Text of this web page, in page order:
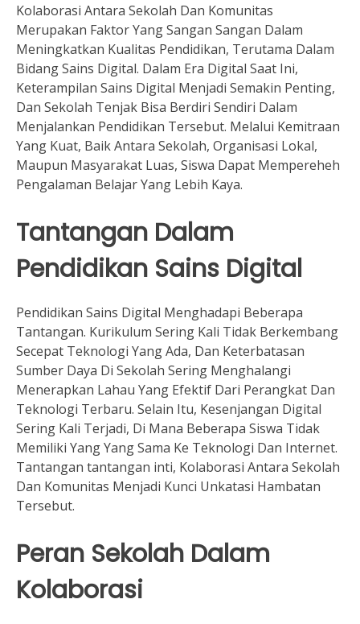
Kolaborasi Antara Sekolah Dan Komunitas
Merupakan Faktor Yang Sangan Sangan Dalam
Meningkatkan Kualitas Pendidikan, Terutama Dalam
Bidang Sains Digital. Dalam Era Digital Saat Ini,
Keterampilan Sains Digital Menjadi Semakin Penting,
Dan Sekolah Tenjak Bisa Berdiri Sendiri Dalam
Menjalankan Pendidikan Tersebut. Melalui Kemitraan
Yang Kuat, Baik Antara Sekolah, Organisasi Lokal,
Maupun Masyarakat Luas, Siswa Dapat Mempereheh
Pengalaman Belajar Yang Lebih Kaya.
Tantangan Dalam
Pendidikan Sains Digital
Pendidikan Sains Digital Menghadapi Beberapa
Tantangan. Kurikulum Sering Kali Tidak Berkembang
Secepat Teknologi Yang Ada, Dan Keterbatasan
Sumber Daya Di Sekolah Sering Menghalangi
Menerapkan Lahau Yang Efektif Dari Perangkat Dan
Teknologi Terbaru. Selain Itu, Kesenjangan Digital
Sering Kali Terjadi, Di Mana Beberapa Siswa Tidak
Memiliki Yang Yang Sama Ke Teknologi Dan Internet.
Tantangan tantangan inti, Kolaborasi Antara Sekolah
Dan Komunitas Menjadi Kunci Unkatasi Hambatan
Tersebut.
Peran Sekolah Dalam
Kolaborasi